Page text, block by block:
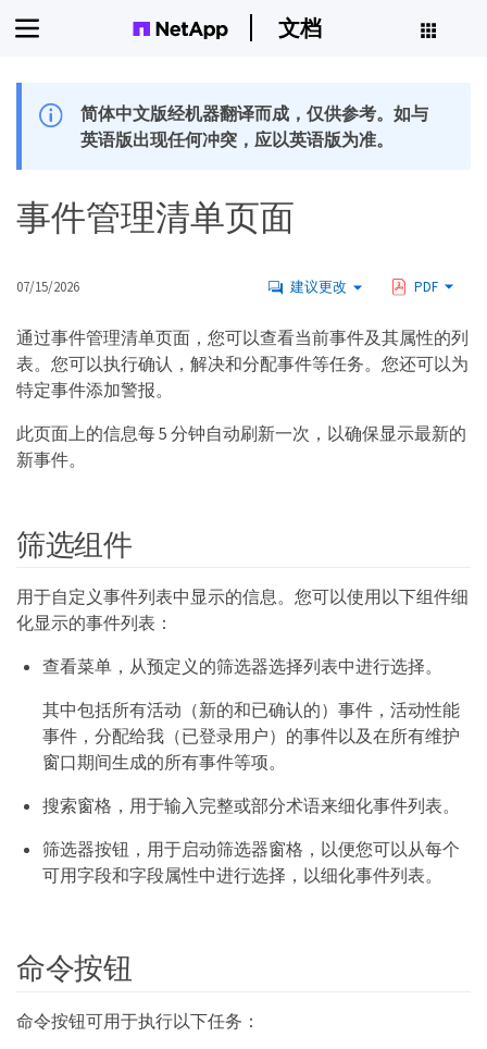
文档
简体中文版经机器翻译而成，仅供参考。如与
英语版出现任何冲突，应以英语版为准。
事件管理清单页面
07/15/2026 建议更改 PDF
通过事件管理清单页面，您可以查看当前事件及其属性的列
表。您可以执行确认，解决和分配事件等任务。您还可以为
特定事件添加警报。
此页面上的信息每 5 分钟自动刷新一次，以确保显示最新的
新事件。
筛选组件
用于自定义事件列表中显示的信息。您可以使用以下组件细
化显示的事件列表：
查看菜单，从预定义的筛选器选择列表中进行选择。
其中包括所有活动（新的和已确认的）事件，活动性能
事件，分配给我（已登录用户）的事件以及在所有维护
窗口期间生成的所有事件等项。
搜索窗格，用于输入完整或部分术语来细化事件列表。
筛选器按钮，用于启动筛选器窗格，以便您可以从每个
可用字段和字段属性中进行选择，以细化事件列表。
命令按钮
命令按钮可用于执行以下任务：